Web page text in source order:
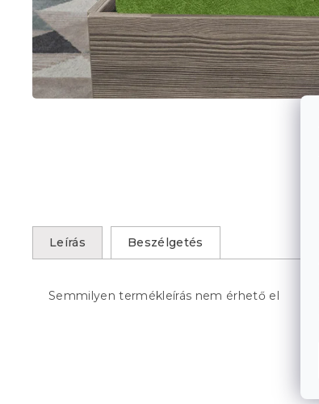
Leírás Beszélgetés
Semmilyen termékleírás nem érhető el